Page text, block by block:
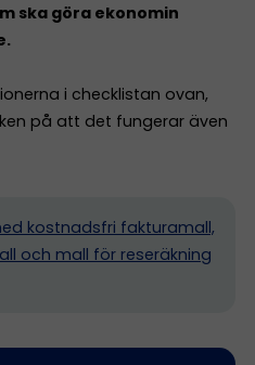
ska göra ekonomin
i checklistan ovan,
på att det fungerar även
kostnadsfri fakturamall,
och mall för reseräkning